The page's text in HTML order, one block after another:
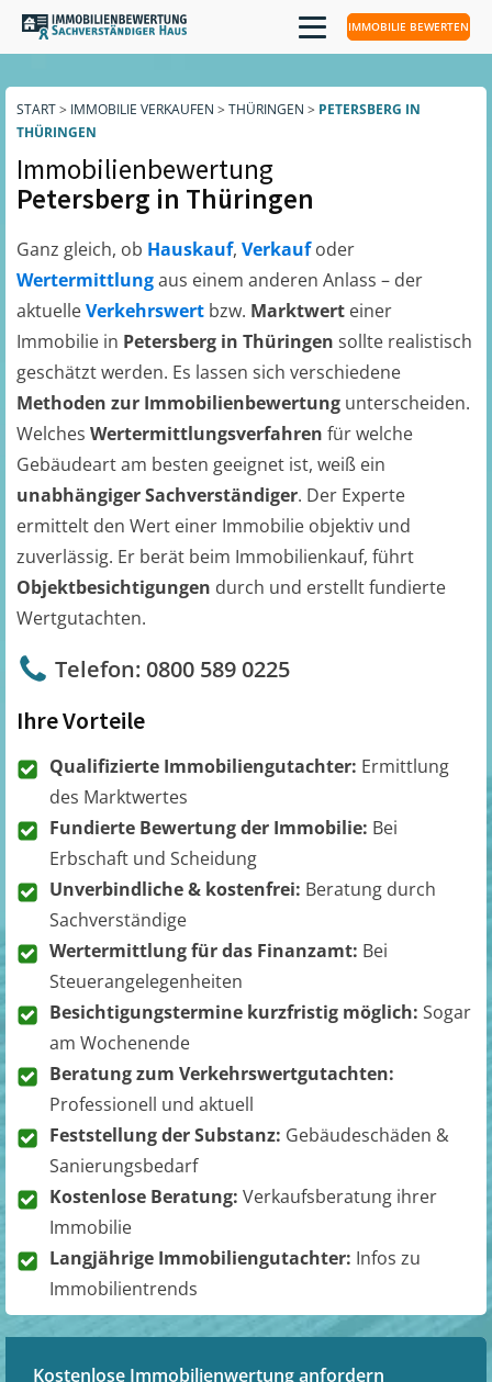
IMMOBILIE BEWERTEN
START> IMMOBILIE VERKAUFEN > THÜRINGEN > PETERSBERG IN
THÜRINGEN
Immobilienbewertung
Petersberg in Thüringen
Ganz gleich, ob Hauskauf, Verkaufoder
Wertermittlungaus einem anderen Anlass – der
aktuelleVerkehrswert bzw. Marktwert einer
Immobilie in Petersberg in Thüringen sollte realistisch
geschätzt werden. Es lassen sich verschiedene
Methoden zur Immobilienbewertung unterscheiden.
Welches Wertermittlungsverfahren für welche
Gebäudeart am besten geeignet ist, weiß ein
unabhängiger Sachverständiger. Der Experte
ermittelt den Wert einer Immobilie objektiv und
zuverlässig. Er berät beim Immobilienkauf, führt
Objektbesichtigungen durch und erstellt fundierte
Wertgutachten.
Telefon: 0800 589 0225
Ihre Vorteile
Qualifizierte Immobiliengutachter: Ermittlung
des Marktwertes
Fundierte Bewertung der Immobilie: Bei
Erbschaft und Scheidung
Unverbindliche & kostenfrei: Beratung durch
Sachverständige
Wertermittlung für das Finanzamt: Bei
Steuerangelegenheiten
Besichtigungstermine kurzfristig möglich: Sogar
am Wochenende
Beratung zum Verkehrswertgutachten:
Professionell und aktuell
Feststellung der Substanz: Gebäudeschäden &
Sanierungsbedarf
Kostenlose Beratung: Verkaufsberatung ihrer
Immobilie
Langjährige Immobiliengutachter: Infos zu
Immobilientrends
Kostenlose Immobilienwertung anfordern